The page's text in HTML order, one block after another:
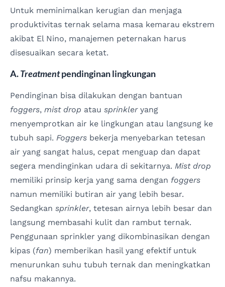
Untuk meminimalkan kerugian dan menjaga
produktivitas ternak selama masa kemarau ekstrem
akibat El Nino, manajemen peternakan harus
disesuaikan secara ketat.
A.Treatmentpendinginan lingkungan
Pendinginan bisa dilakukan dengan bantuan
foggers, mist drop atau sprinkler yang
menyemprotkan air ke lingkungan atau langsung ke
tubuh sapi. Foggers bekerja menyebarkan tetesan
air yang sangat halus, cepat menguap dan dapat
segera mendinginkan udara di sekitarnya. Mist drop
memiliki prinsip kerja yang sama dengan foggers
namun memiliki butiran air yang lebih besar.
Sedangkan sprinkler, tetesan airnya lebih besar dan
langsung membasahi kulit dan rambut ternak.
Penggunaan sprinkler yang dikombinasikan dengan
kipas (fan) memberikan hasil yang efektif untuk
menurunkan suhu tubuh ternak dan meningkatkan
nafsu makannya.